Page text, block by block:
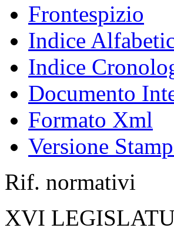
Frontespizio
Indice
Indice
Documento
Formato Xml
Versione
Rif. normativi
XVI